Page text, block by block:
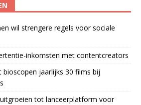
wil strengere regels voor sociale
inkomsten met contentcreators
bioscopen jaarlijks 30 films bij
tot lanceerplatform voor